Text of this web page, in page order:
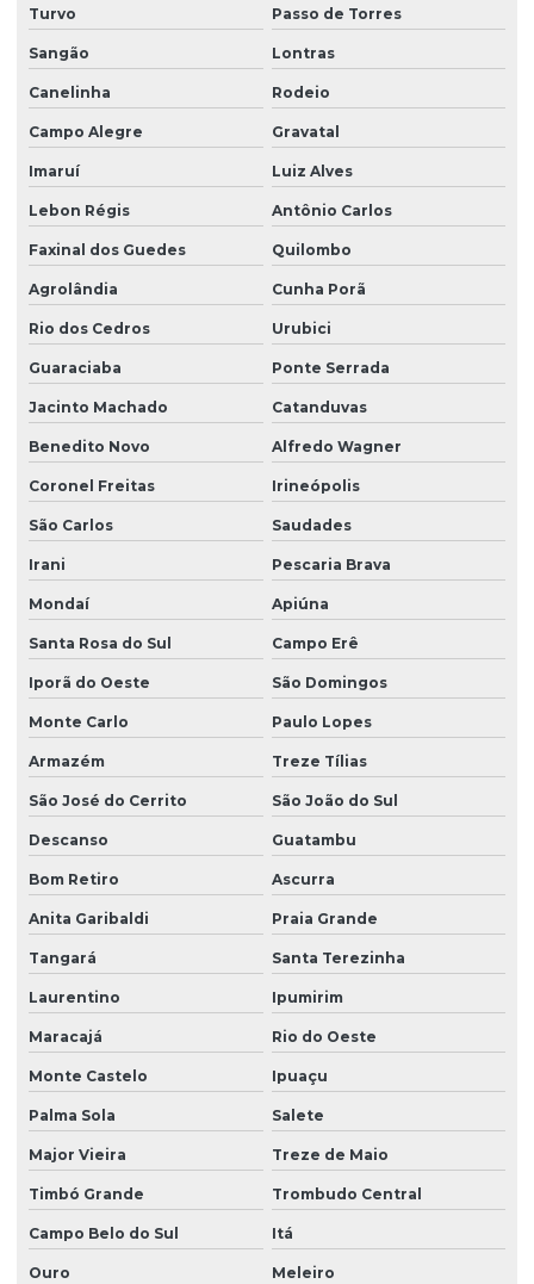
Projeto hidraulico e sanitario
Projeto hidraulico sobrado
Projeto hidrossanitário
Projeto hidrossanitário apartamento
Projeto hidrossanitário edifício
Projeto hidrossanitário hospital
Projeto hidrossanitário loteamento
Projeto hidrossanitário predial
Projeto hidrossanitário de predio
Projeto hidrossanitário residencial
Projeto hidrossanitário sobrado
Projeto de laje protendida
Projeto de paredes estruturais para empresas
Projeto sistema hidraulico
Projetos estruturais
Viga para concreto armado
Viga concreto protendido
Turvo Passo de Torres
Sangão Lontras
Canelinha Rodeio
Campo Alegre Gravatal
Imaruí Luiz Alves
Lebon Régis Antônio Carlos
Faxinal dos Guedes Quilombo
Agrolândia Cunha Porã
Rio dos Cedros Urubici
Guaraciaba Ponte Serrada
Jacinto Machado Catanduvas
Benedito Novo Alfredo Wagner
Coronel Freitas Irineópolis
São Carlos Saudades
Irani Pescaria Brava
Mondaí Apiúna
Santa Rosa do Sul Campo Erê
Iporã do Oeste São Domingos
Monte Carlo Paulo Lopes
Armazém Treze Tílias
São José do Cerrito São João do Sul
Descanso Guatambu
Bom Retiro Ascurra
Anita Garibaldi Praia Grande
Tangará Santa Terezinha
Laurentino Ipumirim
Maracajá Rio do Oeste
Monte Castelo Ipuaçu
Palma Sola Salete
Major Vieira Treze de Maio
Timbó Grande Trombudo Central
Campo Belo do Sul Itá
Ouro Meleiro